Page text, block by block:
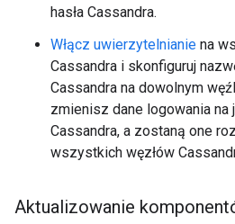
hasła Cassandra.
Włącz uwierzytelnianie na
Cassandra i skonfiguruj
Cassandra na dowolnym
zmienisz dane logowania na
Cassandra, a zostaną one
wszystkich węzłów
Aktualizowanie